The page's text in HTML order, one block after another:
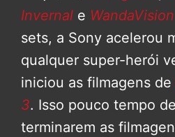
Invernal e WandaVision
sets, a Sony acelerou
qualquer super-herói
iniciou as filmagens de
3. Isso pouco tempo
terminarem as